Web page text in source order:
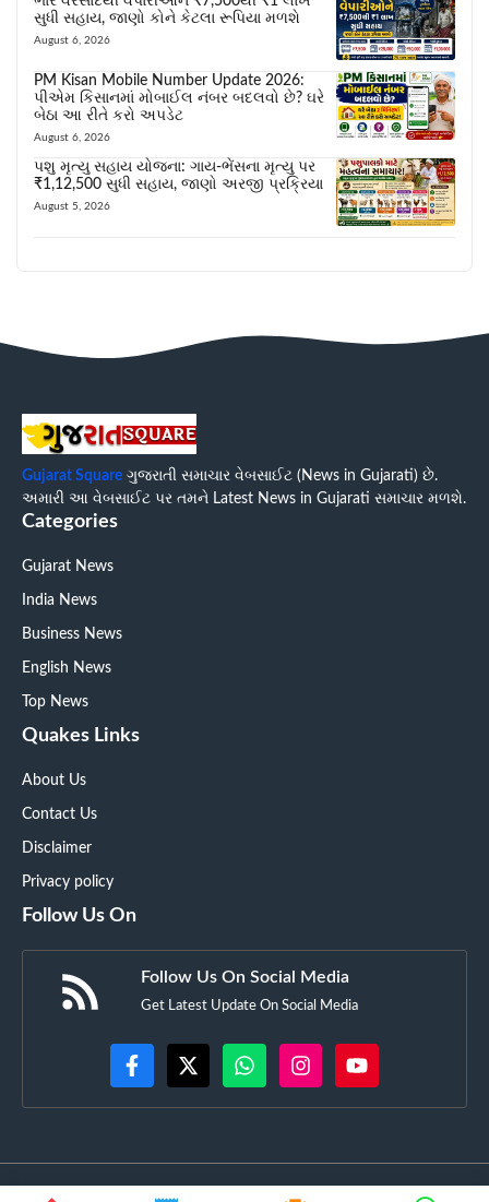
સુધી સહાય, જાણો કોને કેટલા રૂપિયા મળશે
August 6, 2026
PM Kisan Mobile Number Update 2026:
પીએમ કિસાનમાં મોબાઈલ નંબર બદલવો છે? ઘરે
બેઠા આ રીતે કરો અપડેટ
August 6, 2026
પશુ મૃત્યુ સહાય યોજના: ગાય-ભેંસના મૃત્યુ પર
₹1,12,500 સુધી સહાય, જાણો અરજી પ્રક્રિયા
August 5, 2026
Gujarat Square ગુજરાતી સમાચાર વેબસાઈટ (News in Gujarati) છે.
અમારી આ વેબસાઈટ પર તમને Latest News in Gujarati સમાચાર મળશે.
Categories
Gujarat News
India News
Business News
English News
Top News
Quakes Links
About Us
Contact Us
Disclaimer
Privacy policy
Follow Us On
Follow Us On Social Media
Get Latest Update On Social Media
GujaratSquare.in • All rights reserved